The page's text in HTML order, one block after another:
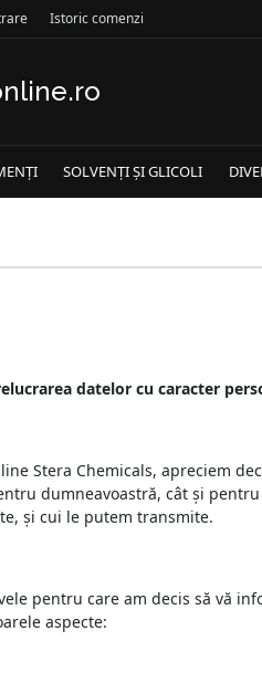
Istoric comenzi
SOLVENȚI ȘI GLICOLI
datelor cu caracter
Stera Chemicals, apreciem
dumneavoastră, cât și
și cui le putem transmite.
pentru care am decis să vă
aspecte: